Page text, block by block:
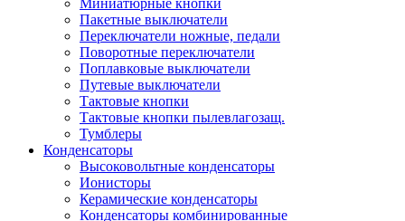
Миниатюрные кнопки
Пакетные выключатели
Переключатели ножные, педали
Поворотные переключатели
Поплавковые выключатели
Путевые выключатели
Тактовые кнопки
Тактовые кнопки пылевлагозащ.
Тумблеры
Конденсаторы
Высоковольтные конденсаторы
Ионисторы
Керамические конденсаторы
Конденсаторы комбинированные